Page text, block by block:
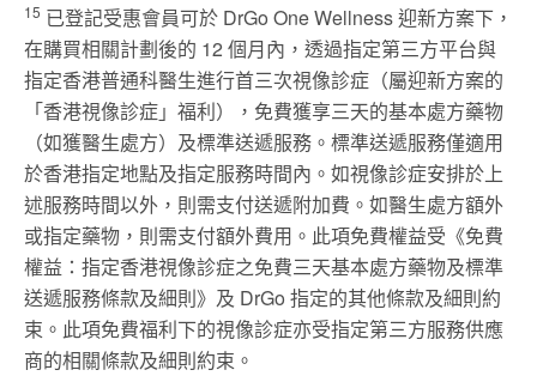
15 已登記受惠會員可於 DrGo One Wellness 迎新方案下，
在購買相關計劃後的 12 個月內，透過指定第三方平台與
指定香港普通科醫生進行首三次視像診症（屬迎新方案的
「香港視像診症」福利），免費獲享三天的基本處方藥物
（如獲醫生處方）及標準送遞服務。標準送遞服務僅適用
於香港指定地點及指定服務時間內。如視像診症安排於上
述服務時間以外，則需支付送遞附加費。如醫生處方額外
或指定藥物，則需支付額外費用。此項免費權益受《免費
權益：指定香港視像診症之免費三天基本處方藥物及標準
送遞服務條款及細則》及 DrGo 指定的其他條款及細則約
束。此項免費福利下的視像診症亦受指定第三方服務供應
商的相關條款及細則約束。